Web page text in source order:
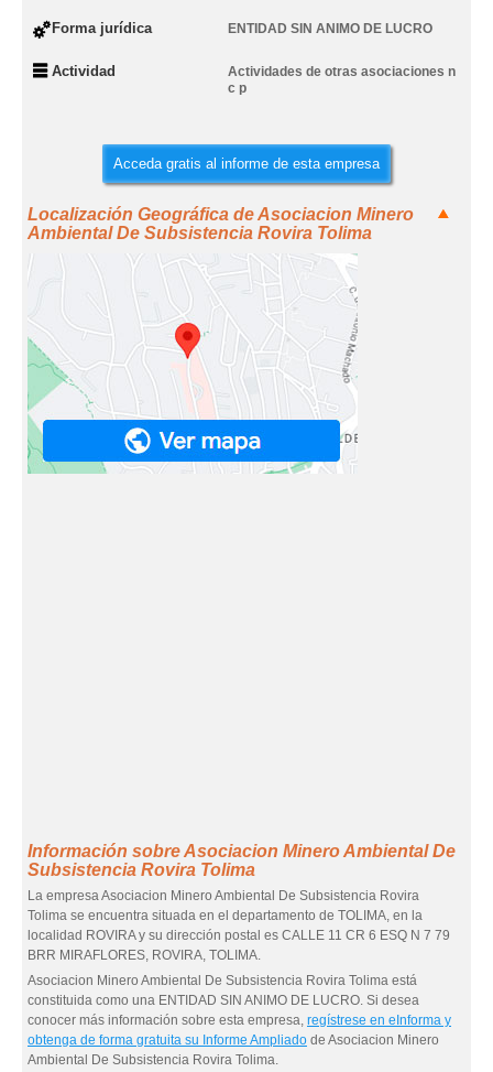
Forma jurídica ENTIDAD SIN ANIMO DE LUCRO
Actividad
Actividades de otras asociaciones n
c p
Acceda gratis al informe de esta empresa
Localización Geográfica de Asociacion Minero
Ambiental De Subsistencia Rovira Tolima
Información sobre Asociacion Minero Ambiental De
Subsistencia Rovira Tolima
La empresa Asociacion Minero Ambiental De Subsistencia Rovira
Tolima se encuentra situada en el departamento de TOLIMA, en la
localidad ROVIRA y su dirección postal es CALLE 11 CR 6 ESQ N 7 79
BRR MIRAFLORES, ROVIRA, TOLIMA.
Asociacion Minero Ambiental De Subsistencia Rovira Tolima está
constituida como una ENTIDAD SIN ANIMO DE LUCRO. Si desea
conocer más información sobre esta empresa, regístrese en eInforma y
obtenga de forma gratuita su Informe Ampliado de Asociacion Minero
Ambiental De Subsistencia Rovira Tolima.